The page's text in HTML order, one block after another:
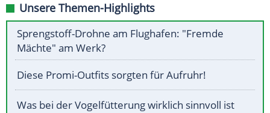
Unsere Themen-Highlights
Sprengstoff-Drohne am Flughafen: "Fremde
Mächte" am Werk?
Diese Promi-Outfits sorgten für Aufruhr!
Was bei der Vogelfütterung wirklich sinnvoll ist